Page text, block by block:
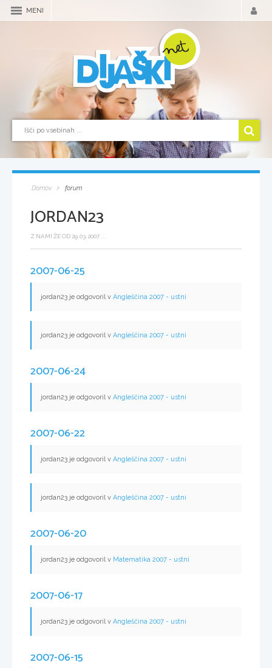
MENI
Domov forum
JORDAN23
Z NAMI ŽE OD 29.03.2007 ...
2007-06-25
jordan23 je odgovoril v Angleščina 2007 - ustni
jordan23 je odgovoril v Angleščina 2007 - ustni
2007-06-24
jordan23 je odgovoril v Angleščina 2007 - ustni
2007-06-22
jordan23 je odgovoril v Angleščina 2007 - ustni
jordan23 je odgovoril v Angleščina 2007 - ustni
2007-06-20
jordan23 je odgovoril v Matematika 2007 - ustni
2007-06-17
jordan23 je odgovoril v Angleščina 2007 - ustni
2007-06-15